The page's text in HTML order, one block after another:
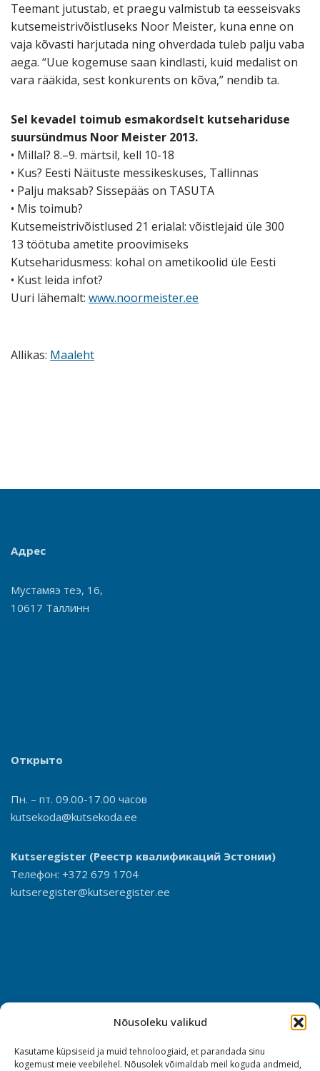
Nõusoleku valikud
Kasutame küpsiseid ja muid tehnoloogiaid, et parandada sinu
kogemust meie veebilehel. Nõusolek võimaldab meil koguda andmeid,
Teemant jutustab, et praegu valmistub ta eesseisvaks
kutsemeistrivõistluseks Noor Meister, kuna enne on
vaja kõvasti harjutada ning ohverdada tuleb palju vaba
aega. “Uue kogemuse saan kindlasti, kuid medalist on
vara rääkida, sest konkurents on kõva,” nendib ta.
Sel kevadel toimub esmakordselt kutsehariduse
suursündmus Noor Meister 2013.
• Millal? 8.–9. märtsil, kell 10-18
• Kus? Eesti Näituste messikeskuses, Tallinnas
• Palju maksab? Sissepääs on TASUTA
• Mis toimub?
Kutsemeistrivõistlused 21 erialal: võistlejaid üle 300
13 töötuba ametite proovimiseks
Kutseharidusmess: kohal on ametikoolid üle Eesti
• Kust leida infot?
Uuri lähemalt: www.noormeister.ee
Allikas: Maaleht
Адрес
Мустамяэ теэ, 16,
10617 Таллинн
Открыто
Пн. – пт. 09.00-17.00 часов
kutsekoda@kutsekoda.ee
Kutseregister (Реестр квалификаций Эстонии)
Телефон: +372 679 1704
kutseregister@kutseregister.ee